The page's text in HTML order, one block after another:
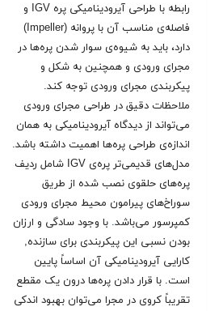
رابطه با طراحی آیرودینامیکی پره IGV و
فاصله‌ی مناسب آن با پروانه (Impeller)
دارد، باید به شیوه‌ی سوار شدن پره‌ها در
مجرای ورودی و همچنین به شکل و
پیکربندی مجرای ورودی توجه کند.
ملاحظات دقیق در طراحی مجرای ورودی
می‌تواند از دیدگاه آیرودینامیکی به همان
اندازه‌ی طراحی پره‌ها اهمیت داشته باشد.
مدل‌های قدیمی‌تر پره‌ی IGV شامل ردیف
پره‌های حلقوی نصب شده از طریق
سوراخ‌های پیرامون محیط مجرای ورودی
کمپرسور می‌باشد. با وجود سادگی و ارزان
بودن نسبی این پیکربندی برای سازنده,
کارایی آیرودینامیکی آن اساساً پایین
است. با قرار دادن پره‌ها درون یک مقطع
تقریباً کروی در مجرا می‌توان بهبود اندکی